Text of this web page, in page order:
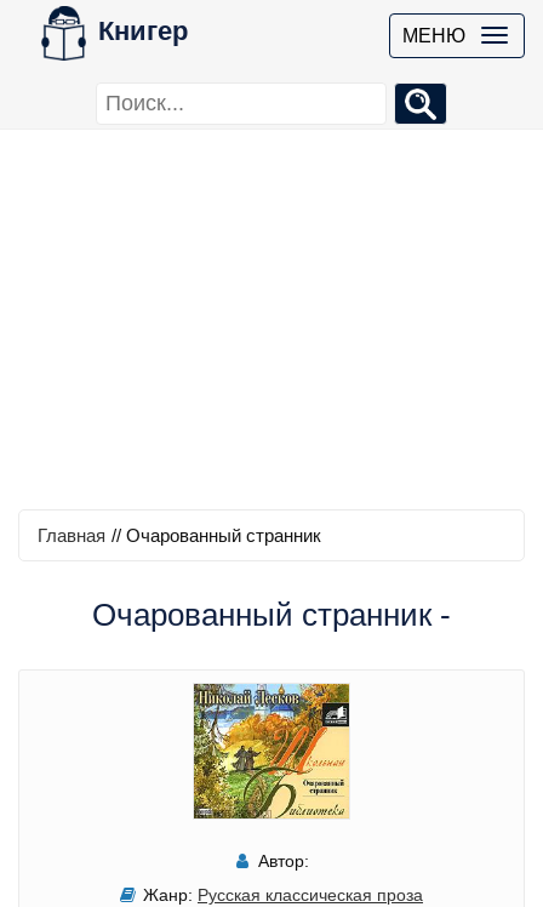
Книгер МЕНЮ
Главная // Очарованный странник
Очарованный странник -
Автор:
Жанр: Русская классическая проза